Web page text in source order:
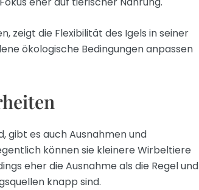
zeigt die Flexibilität des Igels in seiner
ökologische Bedingungen anpassen
gibt es auch Ausnahmen und
können sie kleinere Wirbeltiere
eher die Ausnahme als die Regel und
knapp sind.